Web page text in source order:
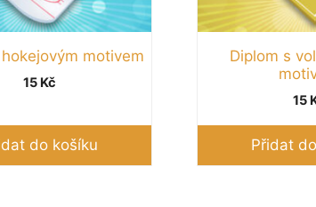
motivem
15 Kč
do košíku
Diplom s
15
Přidat